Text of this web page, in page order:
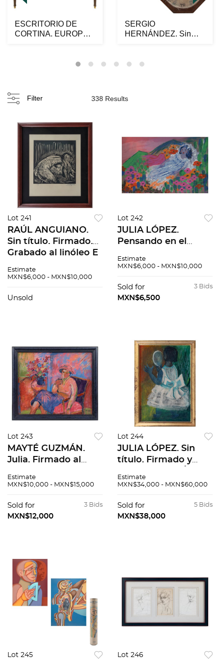
ESCRITORIO DE
CORTINA. EUROPA.
SERGIO
HERNÁNDEZ. Sin
Filter 338 Results
Lot 241
RAÚL ANGUIANO.
Sin título. Firmado.
Grabado al linóleo E
imagen / 55 x 46 cm
Estimate
MXN$6,000 - MXN$10,000
Unsold
Lot 242
JULIA LÓPEZ.
Pensando en el
Serigrafía 49 / 165,
cm medidas totales
Estimate
MXN$6,000 - MXN$10,000
3 Bids
Sold for
MXN$6,500
Lot 243
MAYTÉ GUZMÁN.
Julia. Firmado al
fechado 1995 al
acrílico sobre tela.
100 x 120 cm
Estimate
MXN$10,000 - MXN$15,000
3 Bids
Sold for
MXN$12,000
Lot 244
JULIA LÓPEZ. Sin
título. Firmado y
sobre masonite. 70 x
Estimate
MXN$34,000 - MXN$60,000
5 Bids
Sold for
MXN$38,000
Lot 245 Lot 246